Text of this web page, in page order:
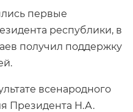
первые
республики, в
получил поддержку
всенародного
Президента Н.А.